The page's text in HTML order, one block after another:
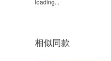
loading...
相似同款